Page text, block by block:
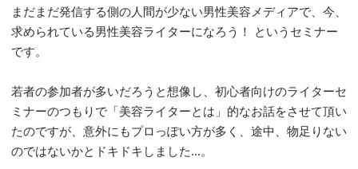
まだまだ発信する側の人間が少ない男性美容メディアで、今、
求められている男性美容ライターになろう！ というセミナー
です。
若者の参加者が多いだろうと想像し、初心者向けのライターセ
ミナーのつもりで「美容ライターとは」的なお話をさせて頂い
たのですが、意外にもプロっぽい方が多く、途中、物足りない
のではないかとドキドキしました…。